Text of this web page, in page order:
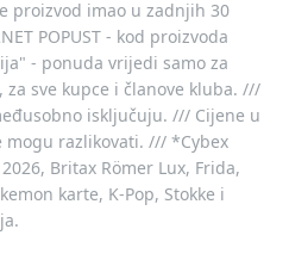
proizvod imao u zadnjih 30
POPUST - kod proizvoda
- ponuda vrijedi samo za
sve kupce i članove kluba. ///
isključuju. /// Cijene u
razlikovati. /// *Cybex
Britax Römer Lux, Frida,
karte, K-Pop, Stokke i